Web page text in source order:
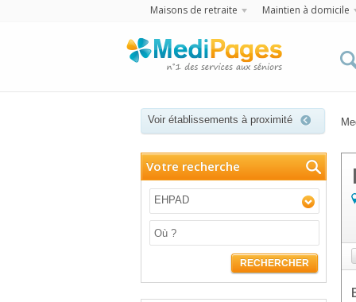
Maisons de retraite Maintien à domicile
Voir établissements à proximité
Votre recherche
EHPAD
RECHERCHER